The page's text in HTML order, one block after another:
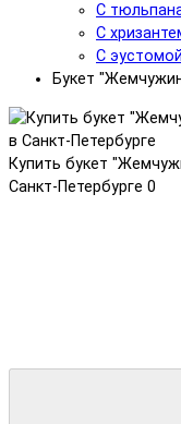
С
С
С
Букет
Купить букет
Санкт-Петербурге 0